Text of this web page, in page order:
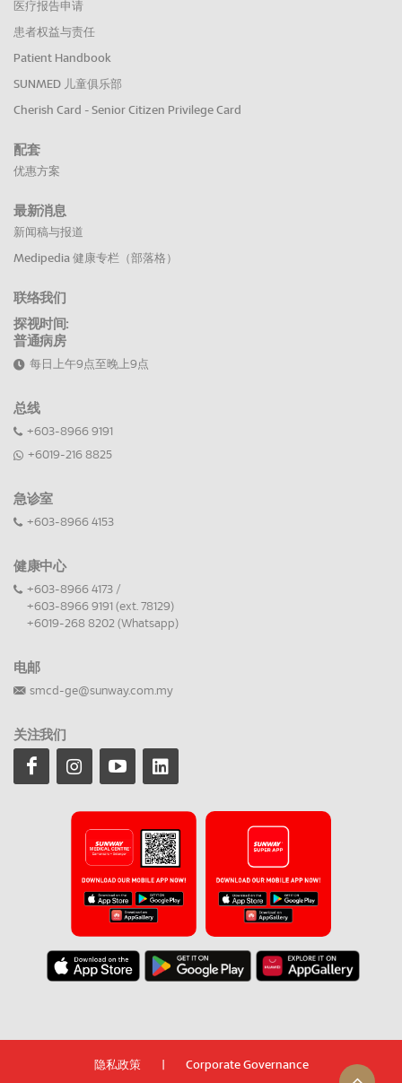
医疗报告申请
患者权益与责任
Patient Handbook
SUNMED 儿童俱乐部
Cherish Card - Senior Citizen Privilege Card
配套
优惠方案
最新消息
新闻稿与报道
Medipedia 健康专栏（部落格）
联络我们
探视时间:
普通病房
每日上午9点至晚上9点
总线
+603-8966 9191
+6019-216 8825
急诊室
+603-8966 4153
健康中心
+603-8966 4173 /
+603-8966 9191 (ext. 78129)
+6019-268 8202 (Whatsapp)
电邮
smcd-ge@sunway.com.my
关注我们
隐私政策 Corporate Governance